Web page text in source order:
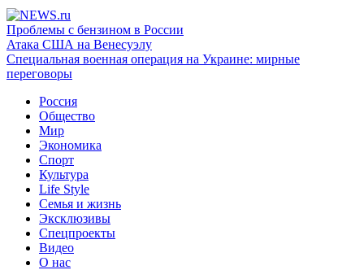
Проблемы с бензином в России
Атака США на Венесуэлу
Специальная военная операция на Украине: мирные
переговоры
Россия
Общество
Мир
Экономика
Спорт
Культура
Life Style
Семья и жизнь
Эксклюзивы
Спецпроекты
Видео
О нас